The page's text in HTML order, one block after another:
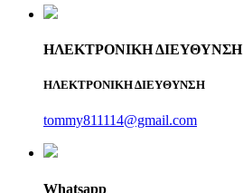
ΗΛΕΚΤΡΟΝΙΚΗ ΔΙΕΥΘΥΝΣΗ
ΗΛΕΚΤΡΟΝΙΚΗ ΔΙΕΥΘΥΝΣΗ
tommy811114@gmail.com
Whatsapp